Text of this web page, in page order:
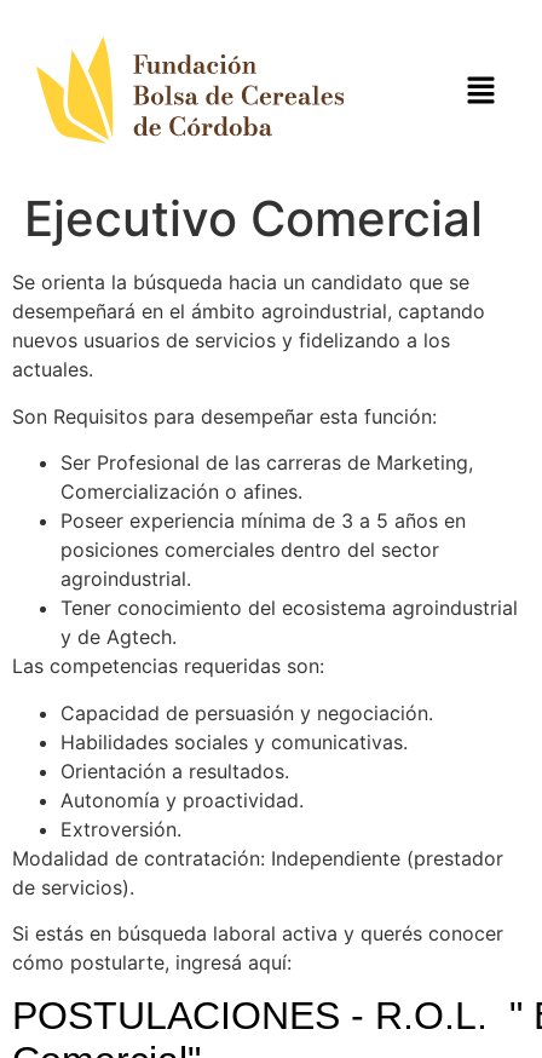
Ejecutivo Comercial
Se orienta la búsqueda hacia un candidato que se
desempeñará en el ámbito agroindustrial, captando
nuevos usuarios de servicios y fidelizando a los
actuales.
Son Requisitos para desempeñar esta función:
Ser Profesional de las carreras de Marketing,
Comercialización o afines.
Poseer experiencia mínima de 3 a 5 años en
posiciones comerciales dentro del sector
agroindustrial.
Tener conocimiento del ecosistema agroindustrial
y de Agtech.
Las competencias requeridas son:
Capacidad de persuasión y negociación.
Habilidades sociales y comunicativas.
Orientación a resultados.
Autonomía y proactividad.
Extroversión.
Modalidad de contratación: Independiente (prestador
de servicios).
Si estás en búsqueda laboral activa y querés conocer
cómo postularte, ingresá aquí: